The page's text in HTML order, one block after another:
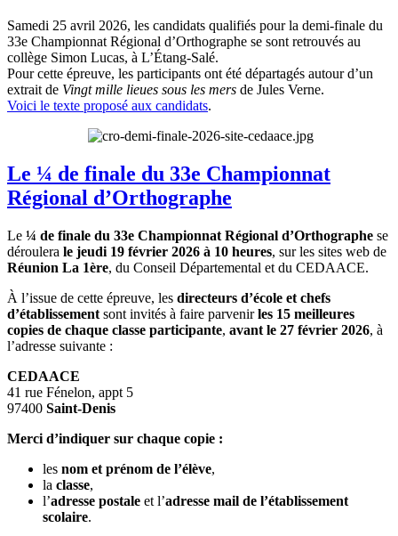
Samedi 25 avril 2026, les candidats qualifiés pour la demi-finale du
33e Championnat Régional d’Orthographe se sont retrouvés au
collège Simon Lucas, à L’Étang-Salé.
Pour cette épreuve, les participants ont été départagés autour d’un
extrait de Vingt mille lieues sous les mers de Jules Verne.
Voici le texte proposé aux candidats.
Le ¼ de finale du 33e Championnat
Régional d’Orthographe
Le ¼ de finale du 33e Championnat Régional d’Orthographe se
déroulera le jeudi 19 février 2026 à 10 heures, sur les sites web de
Réunion La 1ère, du Conseil Départemental et du CEDAACE.
À l’issue de cette épreuve, les directeurs d’école et chefs
d’établissement sont invités à faire parvenirles 15 meilleures
copies de chaque classe participante, avant le 27 février 2026, à
l’adresse suivante :
CEDAACE
41 rue Fénelon, appt 5
97400 Saint-Denis
Merci d’indiquer sur chaque copie :
les nom et prénom de l’élève,
la classe,
l’adresse postale et l’adresse mail de l’établissement
scolaire.